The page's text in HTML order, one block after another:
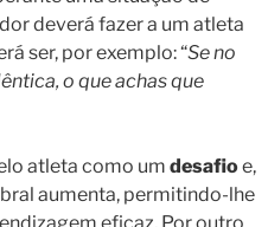
deverá fazer a um atleta
ser, por exemplo: “Se no
o que achas que
atleta como um desafioe,
aumenta, permitindo-lhe